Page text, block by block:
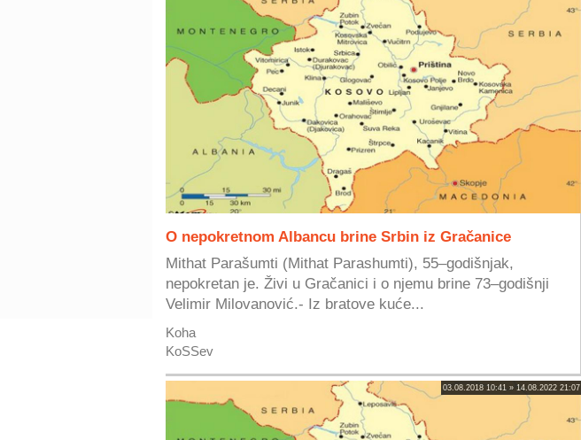
O nepokretnom Albancu brine Srbin iz Gračanice
Mithat Parašumti (Mithat Parashumti), 55–godišnjak,
nepokretan je. Živi u Gračanici i o njemu brine 73–godišnji
Velimir Milovanović.- Iz bratove kuće...
Koha
KoSSev
03.08.2018 10:41 » 14.08.2022 21:07